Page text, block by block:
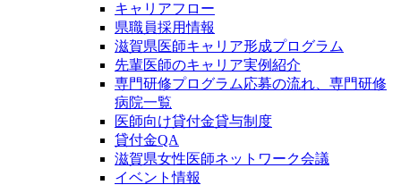
キャリアフロー
県職員採用情報
滋賀県医師キャリア形成プログラム
先輩医師のキャリア実例紹介
専門研修プログラム応募の流れ、専門研修
病院一覧
医師向け貸付金貸与制度
貸付金QA
滋賀県女性医師ネットワーク会議
イベント情報